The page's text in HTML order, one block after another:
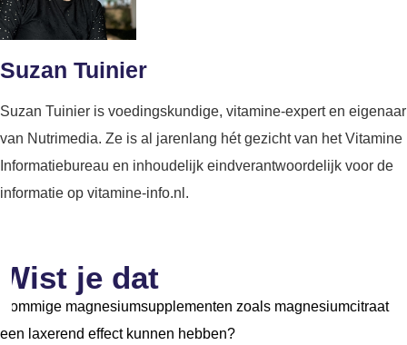
Suzan Tuinier
Suzan Tuinier is voedingskundige, vitamine-expert en eigenaar
van Nutrimedia. Ze is al jarenlang hét gezicht van het Vitamine
Informatiebureau en inhoudelijk eindverantwoordelijk voor de
informatie op vitamine-info.nl.
Wist je dat
Sommige magnesiumsupplementen zoals magnesiumcitraat
een laxerend effect kunnen hebben?